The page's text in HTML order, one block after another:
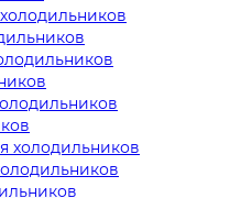
холодильников